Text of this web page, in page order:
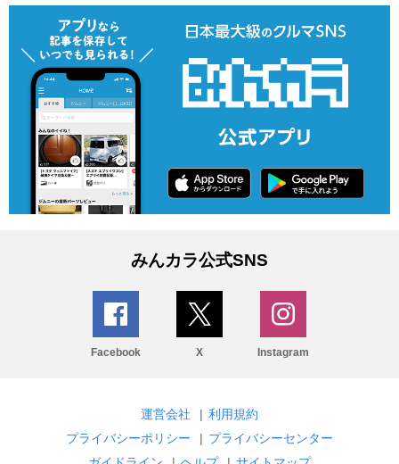
みんカラ公式SNS
Facebook X Instagram
運営会社 | 利用規約
プライバシーポリシー
| プライバシーセンター